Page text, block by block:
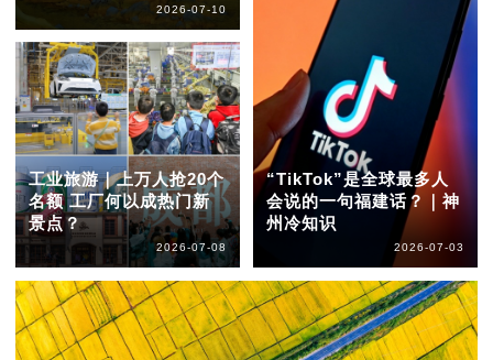
2026-07-10
工业旅游｜上万人抢20个
名额 工厂何以成热门新
景点？
2026-07-08
“TikTok”是全球最多人
会说的一句福建话？｜神
州冷知识
2026-07-03